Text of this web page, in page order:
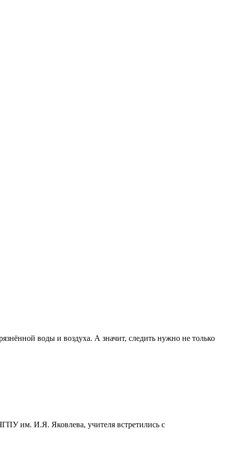
воды и воздуха. А значит, следить нужно не только
им. И.Я. Яковлева, учителя встретились с